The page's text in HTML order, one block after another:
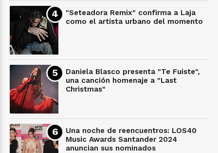
"Seteadora Remix" confirma a Laja
como el artista urbano del momento
Daniela Blasco presenta "Te Fuiste",
una canción homenaje a "Last
Christmas"
Una noche de reencuentros: LOS40
Music Awards Santander 2024
anuncian sus nominados